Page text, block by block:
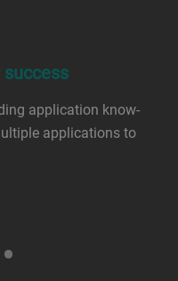
application know-
applications to